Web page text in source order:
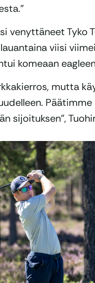
venyttäneet Tyko
viisi
komeaan
mutta
sijoituksen”,